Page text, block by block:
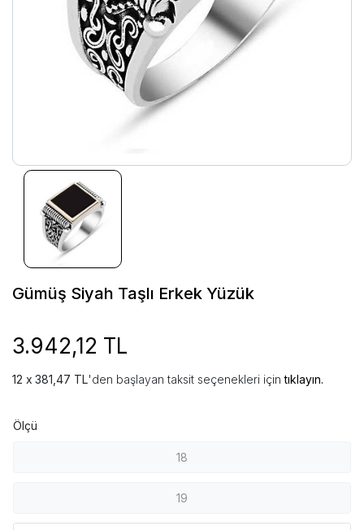
Gümüş Siyah Taşlı Erkek Yüzük
3.942,12 TL
381,47 TL'den başlayan taksit seçenekleri içintıklayın.
Ölçü
18
19